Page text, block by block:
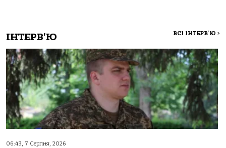
ІНТЕРВ'Ю ВСІ ІНТЕРВ'Ю >
06:43, 7 Серпня, 2026